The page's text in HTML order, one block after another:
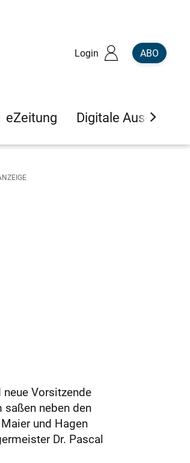
Login ABO
eZeitung Digitale Ausgaben
Vorsitzende
neben den
und Hagen
Dr. Pascal